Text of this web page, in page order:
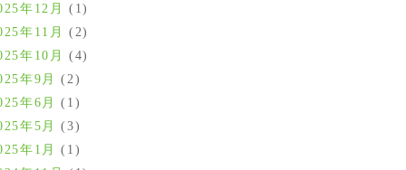
年12月
(1)
年11月
(2)
年10月
(4)
年9月
(2)
年6月
(1)
年5月
(3)
年1月
(1)